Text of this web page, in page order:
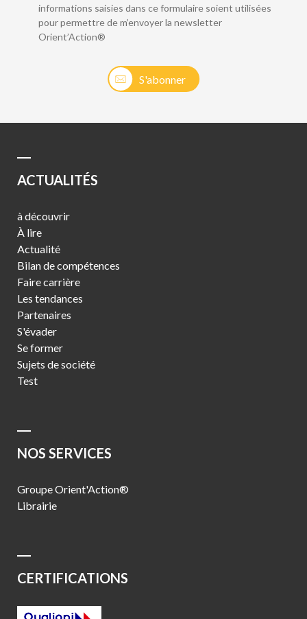
S'abonner
informations saisies dans ce formulaire soient utilisées
pour permettre de m’envoyer la newsletter
Orient’Action®
ACTUALITÉS
à découvrir
À lire
Actualité
Bilan de compétences
Faire carrière
Les tendances
Partenaires
S'évader
Se former
Sujets de société
Test
NOS SERVICES
Groupe Orient'Action®
Librairie
CERTIFICATIONS